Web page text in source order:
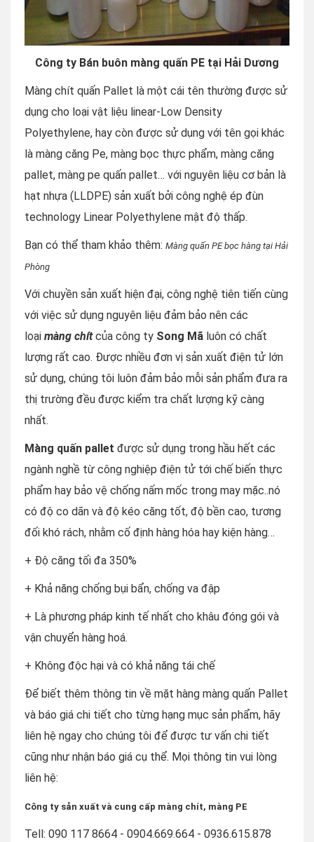
Công ty Bán buôn màng quấn PE tại Hải Dương
Màng chít quấn Pallet là một cái tên thường được sử
dụng cho loại vật liệu linear-Low Density
Polyethylene, hay còn được sử dụng với tên gọi khác
là màng căng Pe, màng bọc thực phẩm, màng căng
pallet, màng pe quấn pallet… với nguyên liệu cơ bản là
hạt nhựa (LLDPE) sản xuất bởi công nghệ ép đùn
technology Linear Polyethylene mật độ thấp.
Bạn có thể tham khảo thêm: Màng quấn PE bọc hàng tại Hải
Phòng
Với chuyền sản xuất hiện đại, công nghệ tiên tiến cùng
với việc sử dụng nguyên liệu đảm bảo nên các
loại màng chítcủa công ty Song Mã luôn có chất
lượng rất cao. Được nhiều đơn vị sản xuất điện tử lớn
sử dụng, chúng tôi luôn đảm bảo mỗi sản phẩm đưa ra
thị trường đều được kiểm tra chất lượng kỹ càng
nhất.
Màng quấn pallet được sử dụng trong hầu hết các
ngành nghề từ công nghiệp điện tử tới chế biến thực
phẩm hay bảo vệ chống nấm mốc trong may mặc..nó
có độ co dãn và độ kéo căng tốt, độ bền cao, tương
đối khó rách, nhằm cố định hàng hóa hay kiện hàng…
+ Độ căng tối đa 350%
+ Khả năng chống bụi bẩn, chống va đập
+ Là phương pháp kinh tế nhất cho khâu đóng gói và
vận chuyển hàng hoá.
+ Không độc hại và có khả năng tái chế
Để biết thêm thông tin về mặt hàng màng quấn Pallet
và báo giá chi tiết cho từng hạng mục sản phẩm, hãy
liên hệ ngay cho chúng tôi để được tư vấn chi tiết
cũng như nhận báo giá cụ thể. Mọi thông tin vui lòng
liên hệ:
Công ty sản xuất và cung cấp màng chít, màng PE
Tell: 090 117 8664 - 0904.669.664 - 0936.615.878